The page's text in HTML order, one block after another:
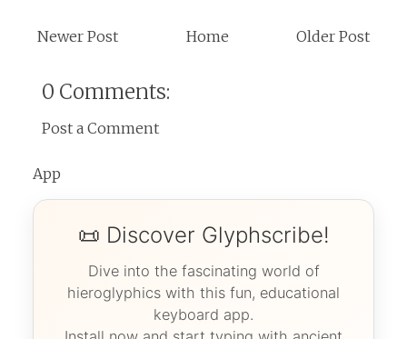
Newer Post Older Post
Home
0 Comments:
Post a Comment
App
📜 Discover Glyphscribe!
Dive into the fascinating world of
hieroglyphics with this fun, educational
keyboard app.